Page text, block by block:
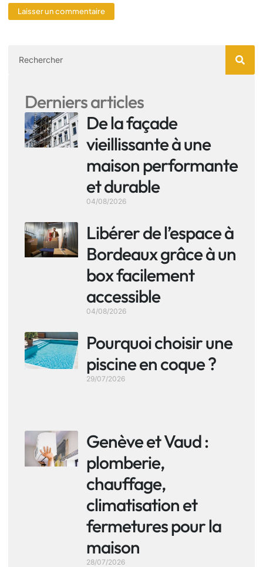
Derniers articles
De la façade
vieillissante à une
maison performante
et durable
04/08/2026
Libérer de l’espace à
Bordeaux grâce à un
box facilement
accessible
04/08/2026
Pourquoi choisir une
piscine en coque ?
29/07/2026
Genève et Vaud :
plomberie,
chauffage,
climatisation et
fermetures pour la
maison
28/07/2026